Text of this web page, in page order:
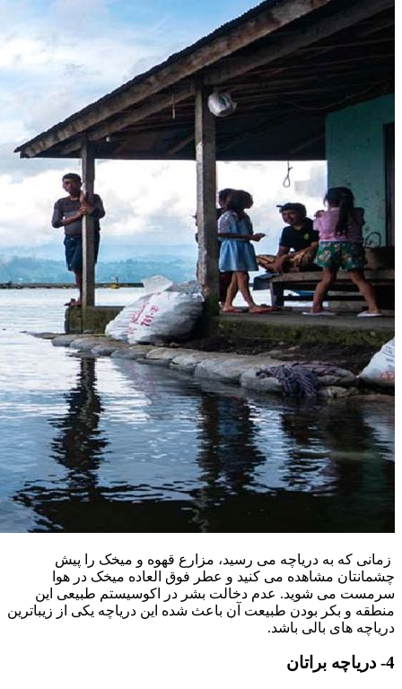
زمانی که به دریاچه می رسید، مزارع قهوه و میخک را پیش
چشمانتان مشاهده می کنید و عطر فوق العاده میخک در هوا
سرمست می شوید. عدم دخالت بشر در اکوسیستم طبیعی این
منطقه و بکر بودن طبیعت آن باعث شده این دریاچه یکی از زیباترین
دریاچه های بالی باشد.
4- دریاچه براتان